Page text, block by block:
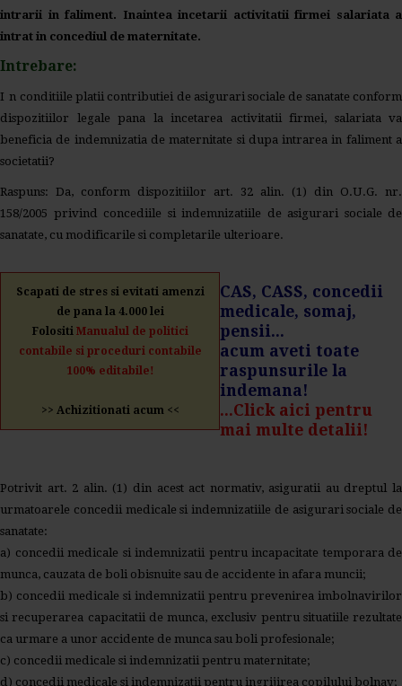
intrarii in faliment. Inaintea incetarii activitatii firmei salariata a
intrat in concediul de maternitate.
Intrebare:
I n conditiile platii contributiei de asigurari sociale de sanatate conform
dispozitiilor legale pana la incetarea activitatii firmei, salariata va
beneficia de indemnizatia de maternitate si dupa intrarea in faliment a
societatii?
Raspuns: Da, conform dispozitiilor art. 32 alin. (1) din O.U.G. nr.
158/2005 privind concediile si indemnizatiile de asigurari sociale de
sanatate, cu modificarile si completarile ulterioare.
Scapati de stres si evitati amenzi
de pana la 4.000 lei
Folositi Manualul de politici
contabile si proceduri contabile
100% editabile!
>> Achizitionati acum <<
CAS, CASS, concedii
medicale, somaj,
pensii...
acum aveti toate
raspunsurile la
indemana!
...Click aici pentru
mai multe detalii!
Potrivit art. 2 alin. (1) din acest act normativ, asiguratii au dreptul la
urmatoarele concedii medicale si indemnizatiile de asigurari sociale de
sanatate:
a) concedii medicale si indemnizatii pentru incapacitate temporara de
munca, cauzata de boli obisnuite sau de accidente in afara muncii;
b) concedii medicale si indemnizatii pentru prevenirea imbolnavirilor
si recuperarea capacitatii de munca, exclusiv pentru situatiile rezultate
ca urmare a unor accidente de munca sau boli profesionale;
c) concedii medicale si indemnizatii pentru maternitate;
d) concedii medicale si indemnizatii pentru ingrijirea copilului bolnav;